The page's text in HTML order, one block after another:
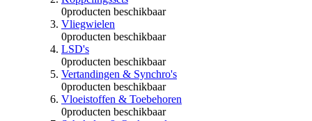
0producten beschikbaar
Vliegwielen
0producten beschikbaar
LSD's
0producten beschikbaar
Vertandingen & Synchro's
0producten beschikbaar
Vloeistoffen & Toebehoren
0producten beschikbaar